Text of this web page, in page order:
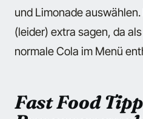
und Limonade
(leider) extra sagen, da
normale Cola im Menü
Fast Food